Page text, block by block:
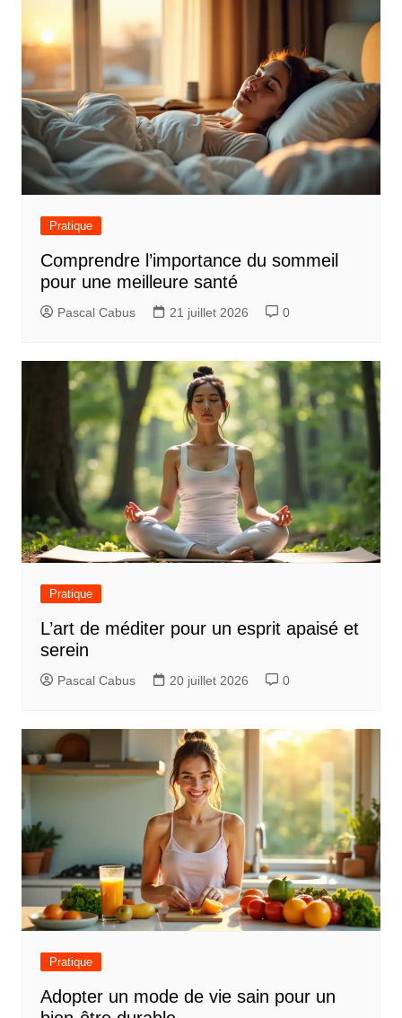
Pratique
Comprendre l’importance du sommeil
pour une meilleure santé
Pascal Cabus 21 juillet 2026 0
Pratique
L’art de méditer pour un esprit apaisé et
serein
Pascal Cabus 20 juillet 2026 0
Pratique
Adopter un mode de vie sain pour un